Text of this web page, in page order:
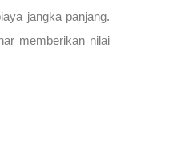
jangka panjang.
memberikan nilai